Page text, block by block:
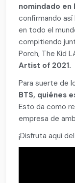
nomindado en
confirmando así
en todo el
compitiendo
Porch, The Kid
Artist of 2021.
Para suerte de
BTS, quiénes
Esto da como
empresa de
¡Disfruta aquí